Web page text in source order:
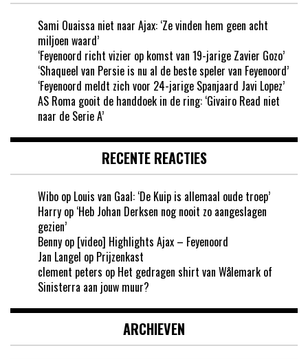
Sami Ouaissa niet naar Ajax: ‘Ze vinden hem geen acht
miljoen waard’
‘Feyenoord richt vizier op komst van 19-jarige Zavier Gozo’
‘Shaqueel van Persie is nu al de beste speler van Feyenoord’
‘Feyenoord meldt zich voor 24-jarige Spanjaard Javi Lopez’
AS Roma gooit de handdoek in de ring: ‘Givairo Read niet
naar de Serie A’
RECENTE REACTIES
Wibo op Louis van Gaal: ‘De Kuip is allemaal oude troep’
Harry op ‘Heb Johan Derksen nog nooit zo aangeslagen
gezien’
Benny op [video] Highlights Ajax – Feyenoord
Jan Langel op Prijzenkast
clement peters op Het gedragen shirt van Wålemark of
Sinisterra aan jouw muur?
ARCHIEVEN